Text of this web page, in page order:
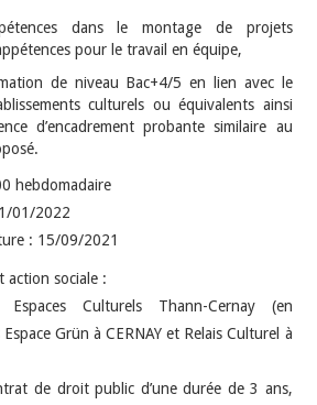
dans le montage de projets
pour le travail en équipe,
de niveau Bac+4/5 en lien avec le
culturels ou équivalents ainsi
d’encadrement probante similaire au
hebdomadaire
01/2022
: 15/09/2021
action sociale :
Culturels Thann-Cernay (en
Grün à CERNAY et Relais Culturel à
de droit public d’une durée de 3 ans,